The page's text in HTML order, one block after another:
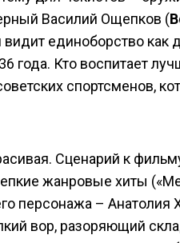
Василий Ощепков (
единоборство как
года. Кто воспитает
спортсменов,
Сценарий к
жанровые хиты
персонажа – Анатолия
вор, разоряющий